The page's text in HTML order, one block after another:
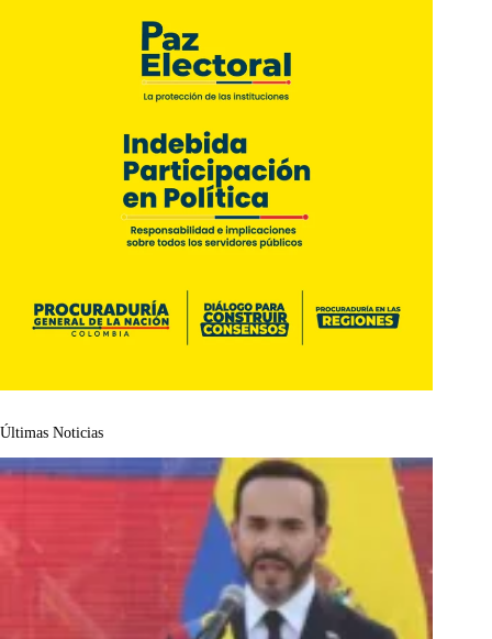
Últimas Noticias